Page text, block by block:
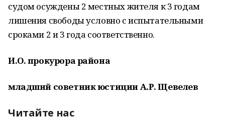
судом осуждены 2 местных жителя к 3 годам
лишения свободы условно с испытательными
сроками 2 и 3 года соответственно.
И.О. прокурора района
младший советник юстиции А.Р. Щевелев
Читайте нас